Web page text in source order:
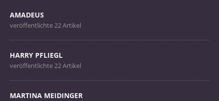
AMADEUS
veröffentlichte 22 Artikel
HARRY PFLIEGL
veröffentlichte 22 Artikel
MARTINA MEIDINGER